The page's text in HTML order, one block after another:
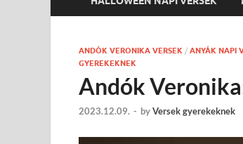
ANDÓK VERONIKA VERSEK / ANYÁK NAPI
GYEREKEKNEK
Andók
2023.12.09. - byVersek gyerekeknek